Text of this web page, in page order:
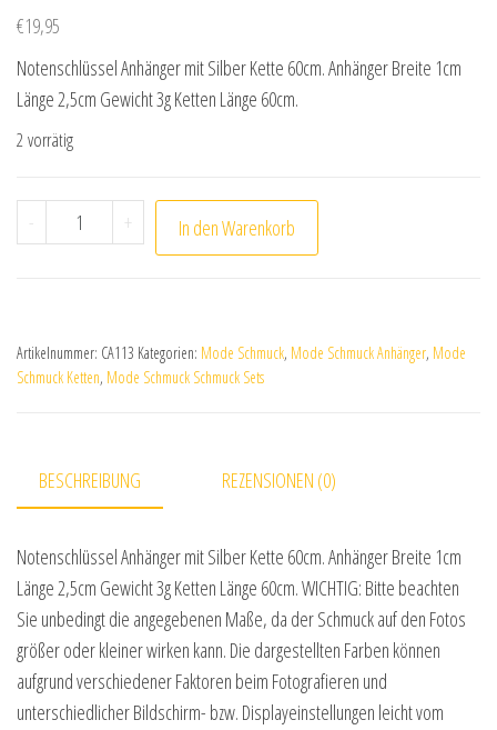
€19,95
Notenschlüssel Anhänger mit Silber Kette 60cm. Anhänger Breite 1cm
Länge 2,5cm Gewicht 3g Ketten Länge 60cm.
2 vorrätig
- Notenschlüssel / Note Anhänger mit Silber Kette 60cm
+ In den Warenkorb
Artikelnummer: CA113 Kategorien: Mode Schmuck, Mode Schmuck Anhänger, Mode
Schmuck Ketten, Mode Schmuck Schmuck Sets
BESCHREIBUNG REZENSIONEN (0)
Notenschlüssel Anhänger mit Silber Kette 60cm. Anhänger Breite 1cm
Länge 2,5cm Gewicht 3g Ketten Länge 60cm. WICHTIG: Bitte beachten
Sie unbedingt die angegebenen Maße, da der Schmuck auf den Fotos
größer oder kleiner wirken kann. Die dargestellten Farben können
aufgrund verschiedener Faktoren beim Fotografieren und
unterschiedlicher Bildschirm- bzw. Displayeinstellungen leicht vom